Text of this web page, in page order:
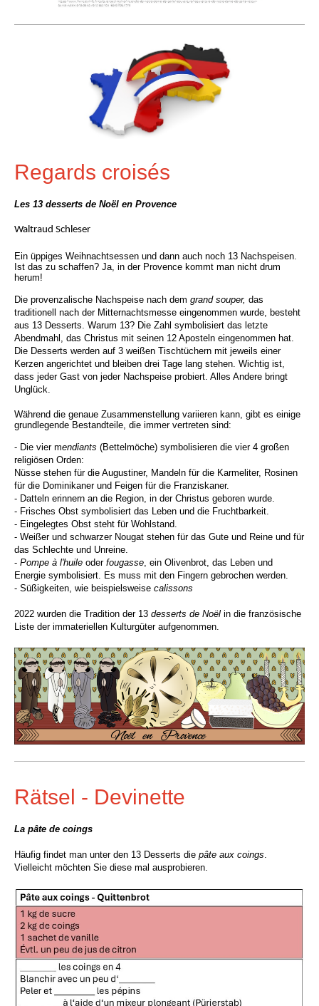
Regards croisés
Les 13 desserts de Noël en Provence
Waltraud Schleser
Ein üppiges Weihnachtsessen und dann auch noch 13 Nachspeisen.
Ist das zu schaffen? Ja, in der Provence kommt man nicht drum
herum!
Die provenzalische Nachspeise nach dem grand souper, das
traditionell nach der Mitternachtsmesse eingenommen wurde, besteht
aus 13 Desserts. Warum 13? Die Zahl symbolisiert das letzte
Abendmahl, das Christus mit seinen 12 Aposteln eingenommen hat.
Die Desserts werden auf 3 weißen Tischtüchern mit jeweils einer
Kerzen angerichtet und bleiben drei Tage lang stehen. Wichtig ist,
dass jeder Gast von jeder Nachspeise probiert. Alles Andere bringt
Unglück.
Während die genaue Zusammenstellung variieren kann, gibt es einige
grundlegende Bestandteile, die immer vertreten sind:
- Die vier mendiants (Bettelmöche) symbolisieren die vier 4 großen
religiösen Orden:
Nüsse stehen für die Augustiner, Mandeln für die Karmeliter, Rosinen
für die Dominikaner und Feigen für die Franziskaner.
- Datteln erinnern an die Region, in der Christus geboren wurde.
- Frisches Obst symbolisiert das Leben und die Fruchtbarkeit.
- Eingelegtes Obst steht für Wohlstand.
- Weißer und schwarzer Nougat stehen für das Gute und Reine und für
das Schlechte und Unreine.
- Pompe à l'huile oder fougasse, ein Olivenbrot, das Leben und
Energie symbolisiert. Es muss mit den Fingern gebrochen werden.
- Süßigkeiten, wie beispielsweise calissons
2022 wurden die Tradition der 13 desserts de Noël in die französische
Liste der immateriellen Kulturgüter aufgenommen.
Rätsel - Devinette
La pâte de coings
Häufig findet man unter den 13 Desserts die pâte aux coings.
Vielleicht möchten Sie diese mal ausprobieren.